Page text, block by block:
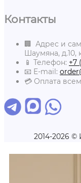
Контакты
🏢 Адрес и
Шаумяна, д.10,
📱 Телефон: +7
📧 E-mail:
💳 Оплата
2014-2026